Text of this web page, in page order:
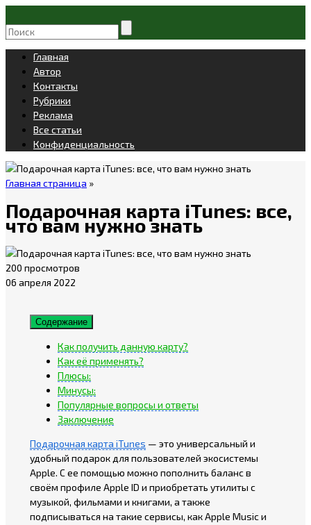
Главная
Автор
Контакты
Рубрики
Реклама
Все статьи
Конфиденциальность
Главная страница »
Подарочная карта iTunes: все,
что вам нужно знать
200 просмотров
06 апреля 2022
Содержание
Как получить данную карту?
Как её применять?
Плюсы:
Минусы:
Популярные вопросы и ответы
Заключение
Подарочная карта iTunes — это универсальный и
удобный подарок для пользователей экосистемы
Apple. С ее помощью можно пополнить баланс в
своём профиле Apple ID и приобретать утилиты с
музыкой, фильмами и книгами, а также
подписываться на такие сервисы, как Apple Music и